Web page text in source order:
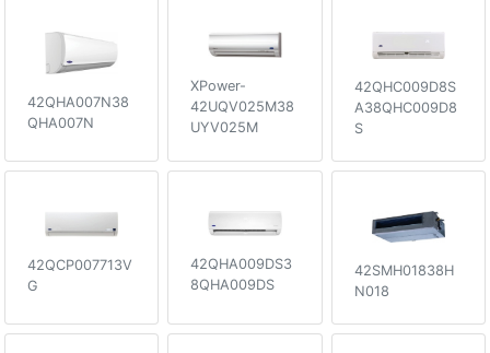
42QHA007N38
QHA007N
XPower-
42UQV025M38
UYV025M
42QHC009D8S
A38QHC009D8
S
42QCP007713V
G
42QHA009DS3
8QHA009DS
42SMH01838H
N018